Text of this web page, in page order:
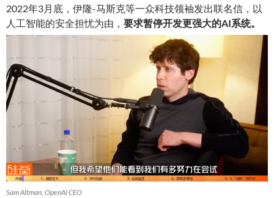
2022年3月底，伊隆-马斯克等一众科技领袖发出联名信，以
人工智能的安全担忧为由， 要求暂停开发更强大的AI系统。
Sam Altman, OpenAI CEO